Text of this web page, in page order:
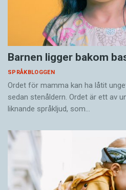
Barnen ligger bakom
SPRÅKBLOGGEN
Ordet för mamma kan ha låtit
sedan stenåldern. Ordet är ett av
liknande språkljud, som…